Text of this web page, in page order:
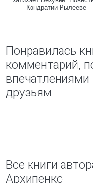
Кондратии Рылееве
Понравилась
комментарий,
впечатлениями
друзьям
Все книги
Архипенко